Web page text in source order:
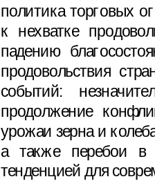
политика торговых
к нехватке
падению
продовольствия
событий:
продолжение
урожаи зерна и
а  также  перебои  в
тенденцией для